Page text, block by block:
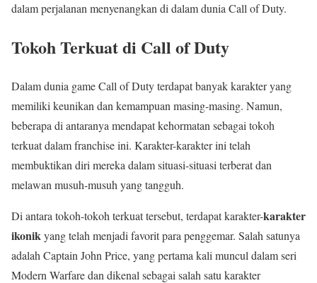
dalam perjalanan menyenangkan di dalam dunia Call of Duty.
Tokoh Terkuat di Call of Duty
Dalam dunia game Call of Duty terdapat banyak karakter yang
memiliki keunikan dan kemampuan masing-masing. Namun,
beberapa di antaranya mendapat kehormatan sebagai tokoh
terkuat dalam franchise ini. Karakter-karakter ini telah
membuktikan diri mereka dalam situasi-situasi terberat dan
melawan musuh-musuh yang tangguh.
Di antara tokoh-tokoh terkuat tersebut, terdapat karakter-karakter
ikonikyang telah menjadi favorit para penggemar. Salah satunya
adalah Captain John Price, yang pertama kali muncul dalam seri
Modern Warfare dan dikenal sebagai salah satu karakter